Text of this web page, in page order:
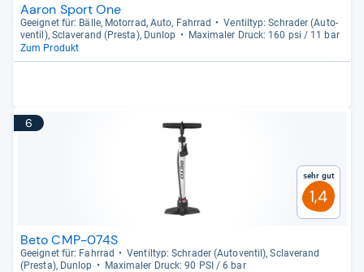
Aaron Sport One
Geeig­net für: Bälle, Motor­rad, Auto, Fahr­rad
Ven­til­typ: Schra­der (Auto­
ven­til), Scla­ve­rand (Presta), Dun­lop
Maxi­ma­ler Druck: 160 psi / 11 bar
Zum Produkt
6
Sehr gut
1,4
Beto CMP-074S
Geeig­net für: Fahr­rad
Ven­til­typ: Schra­der (Auto­ven­til), Scla­ve­rand
(Presta), Dun­lop
Maxi­ma­ler Druck: 90 PSI / 6 bar